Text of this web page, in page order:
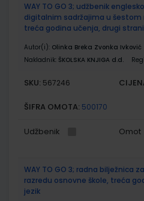
WAY TO GO 3; udžbenik
digitalnim sadržajima u šestom
treća godina učenja, drugi
Autor(i): Olinka Breka Zvonka Ivković
Nakladnik: ŠKOLSKA KNJIGA d.d.
SKU: 567246
ŠIFRA OMOTA: 500170
Udžbenik Omot
WAY TO GO 3; radna bilježnica
razredu osnovne škole, treća
jezik